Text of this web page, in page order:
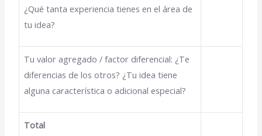
¿Qué tanta experiencia tienes en el área de
tu idea?
Tu valor agregado / factor diferencial: ¿Te
diferencias de los otros? ¿Tu idea tiene
alguna característica o adicional especial?
Total